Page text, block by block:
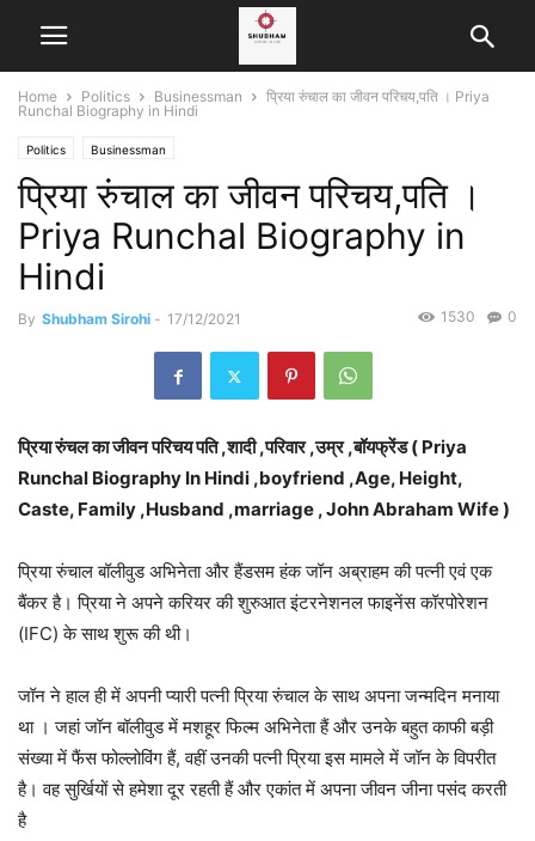
Home Politics Businessman
प्रिया रुंचाल का जीवन परिचय,पति । Priya
Runchal Biography in Hindi
Politics Businessman
प्रिया रुंचाल का जीवन परिचय,पति ।
Priya Runchal Biography in
Hindi
By Shubham Sirohi - 17/12/2021 0
1530
प्रिया रुंचल का जीवन परिचय पति ,शादी ,परिवार ,उम्र ,बॉयफ्रेंड ( Priya
Runchal Biography In Hindi ,boyfriend ,Age, Height,
Caste, Family ,Husband ,marriage , John Abraham Wife )
प्रिया रुंचाल बॉलीवुड अभिनेता और हैंडसम हंक जॉन अब्राहम की पत्नी एवं एक
बैंकर है। प्रिया ने अपने करियर की शुरुआत इंटरनेशनल फाइनेंस कॉरपोरेशन
(IFC) के साथ शुरू की थी।
जॉन ने हाल ही में अपनी प्यारी पत्नी प्रिया रुंचाल के साथ अपना जन्मदिन मनाया
था । जहां जॉन बॉलीवुड में मशहूर फिल्म अभिनेता हैं और उनके बहुत काफी बड़ी
संख्या में फैंस फोल्लोविंग हैं, वहीं उनकी पत्नी प्रिया इस मामले में जॉन के विपरीत
है। वह सुर्खियों से हमेशा दूर रहती हैं और एकांत में अपना जीवन जीना पसंद करती
है